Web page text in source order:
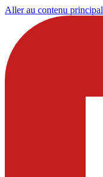
Aller au contenu principal